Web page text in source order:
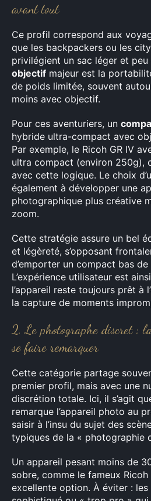
avant tout
Ce profil correspond aux
que les backpackers ou les
privilégient un sac léger et
objectif majeur est la
de poids limitée, souvent
moins avec objectif.
Pour ces aventuriers, un
hybride ultra-compact avec
Par exemple, le Ricoh GR IV
ultra compact (environ 250g),
avec cette logique. Le choix
également à développer une
photographique plus créative
zoom.
Cette stratégie assure un bel
et légèreté, s’opposant
d’emporter un compact bas
L’expérience utilisateur est
l’appareil reste toujours prêt à
la capture de moments
2. Le photographe discret :
se faire remarquer
Cette catégorie partage
premier profil, mais avec une
discrétion totale. Ici, il s’agit
remarque l’appareil photo au
saisir à l’insu du sujet des
typiques de la « photographie
Un appareil pesant moins de
sobre, comme le fameux Ricoh
excellente option. À éviter :